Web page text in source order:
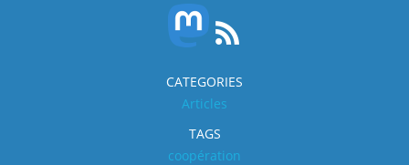
CATEGORIES
Articles
TAGS
coopération